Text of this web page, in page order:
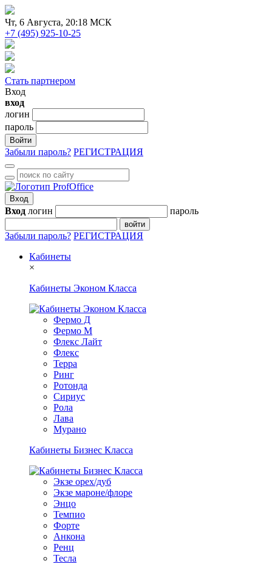
Чт, 6 Августа, 20:18 МСК
+7 (495) 925-10-25
Стать партнером
Вход
вход
логин
пароль
Войти
Забыли пароль? РЕГИСТРАЦИЯ
Вход
Вход логин пароль
войти
Забыли пароль? РЕГИСТРАЦИЯ
Кабинеты
×
Кабинеты Эконом Класса
Фермо Д
Фермо М
Флекс Лайт
Флекс
Терра
Ринг
Ротонда
Сириус
Рола
Лава
Мурано
Кабинеты Бизнес Класса
Экзе орех/дуб
Экзе мароне/флоре
Энцо
Темпио
Форте
Анкона
Ренц
Тесла